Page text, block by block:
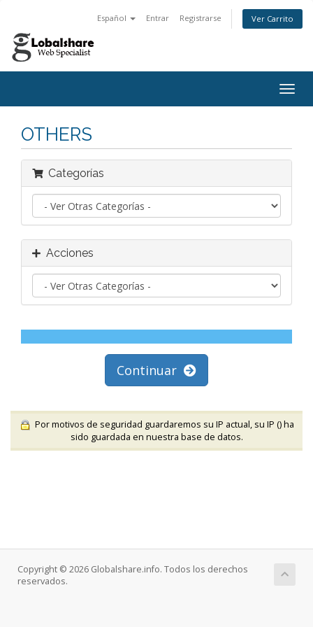
Español Entrar Registrarse Ver Carrito
OTHERS
Categorías
Acciones
Continuar
Por motivos de seguridad guardaremos su IP actual, su IP () ha
sido guardada en nuestra base de datos.
Copyright © 2026 Globalshare.info. Todos los derechos
reservados.